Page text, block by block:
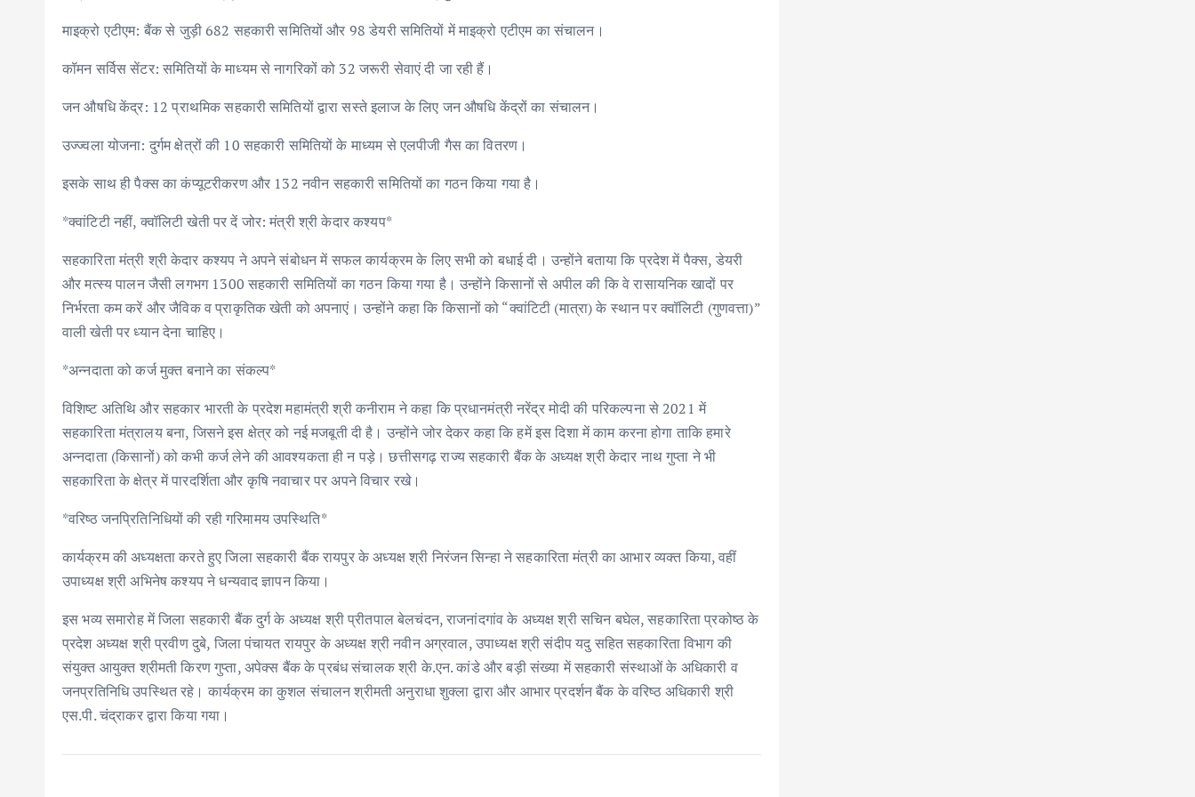
माइक्रो एटीएम: बैंक से जुड़ी 682 सहकारी समितियों और 98 डेयरी समितियों में माइक्रो एटीएम का संचालन।
कॉमन सर्विस सेंटर: समितियों के माध्यम से नागरिकों को 32 जरूरी सेवाएं दी जा रही हैं।
जन औषधि केंद्र: 12 प्राथमिक सहकारी समितियों द्वारा सस्ते इलाज के लिए जन औषधि केंद्रों का संचालन।
उज्ज्वला योजना: दुर्गम क्षेत्रों की 10 सहकारी समितियों के माध्यम से एलपीजी गैस का वितरण।
इसके साथ ही पैक्स का कंप्यूटरीकरण और 132 नवीन सहकारी समितियों का गठन किया गया है।
*क्वांटिटी नहीं, क्वॉलिटी खेती पर दें जोर: मंत्री श्री केदार कश्यप*
सहकारिता मंत्री श्री केदार कश्यप ने अपने संबोधन में सफल कार्यक्रम के लिए सभी को बधाई दी। उन्होंने बताया कि प्रदेश में पैक्स, डेयरी
और मत्स्य पालन जैसी लगभग 1300 सहकारी समितियों का गठन किया गया है। उन्होंने किसानों से अपील की कि वे रासायनिक खादों पर
निर्भरता कम करें और जैविक व प्राकृतिक खेती को अपनाएं। उन्होंने कहा कि किसानों को “क्वांटिटी (मात्रा) के स्थान पर क्वॉलिटी (गुणवत्ता)”
वाली खेती पर ध्यान देना चाहिए।
*अन्नदाता को कर्ज मुक्त बनाने का संकल्प*
विशिष्ट अतिथि और सहकार भारती के प्रदेश महामंत्री श्री कनीराम ने कहा कि प्रधानमंत्री नरेंद्र मोदी की परिकल्पना से 2021 में
सहकारिता मंत्रालय बना, जिसने इस क्षेत्र को नई मजबूती दी है। उन्होंने जोर देकर कहा कि हमें इस दिशा में काम करना होगा ताकि हमारे
अन्नदाता (किसानों) को कभी कर्ज लेने की आवश्यकता ही न पड़े। छत्तीसगढ़ राज्य सहकारी बैंक के अध्यक्ष श्री केदार नाथ गुप्ता ने भी
सहकारिता के क्षेत्र में पारदर्शिता और कृषि नवाचार पर अपने विचार रखे।
*वरिष्ठ जनप्रितिनिधियों की रही गरिमामय उपस्थिति*
कार्यक्रम की अध्यक्षता करते हुए जिला सहकारी बैंक रायपुर के अध्यक्ष श्री निरंजन सिन्हा ने सहकारिता मंत्री का आभार व्यक्त किया, वहीं
उपाध्यक्ष श्री अभिनेष कश्यप ने धन्यवाद ज्ञापन किया।
इस भव्य समारोह में जिला सहकारी बैंक दुर्ग के अध्यक्ष श्री प्रीतपाल बेलचंदन, राजनांदगांव के अध्यक्ष श्री सचिन बघेल, सहकारिता प्रकोष्ठ के
प्रदेश अध्यक्ष श्री प्रवीण दुबे, जिला पंचायत रायपुर के अध्यक्ष श्री नवीन अग्रवाल, उपाध्यक्ष श्री संदीप यदु सहित सहकारिता विभाग की
संयुक्त आयुक्त श्रीमती किरण गुप्ता, अपेक्स बैंक के प्रबंध संचालक श्री के.एन. कांडे और बड़ी संख्या में सहकारी संस्थाओं के अधिकारी व
जनप्रतिनिधि उपस्थित रहे। कार्यक्रम का कुशल संचालन श्रीमती अनुराधा शुक्ला द्वारा और आभार प्रदर्शन बैंक के वरिष्ठ अधिकारी श्री
एस.पी. चंद्राकर द्वारा किया गया।